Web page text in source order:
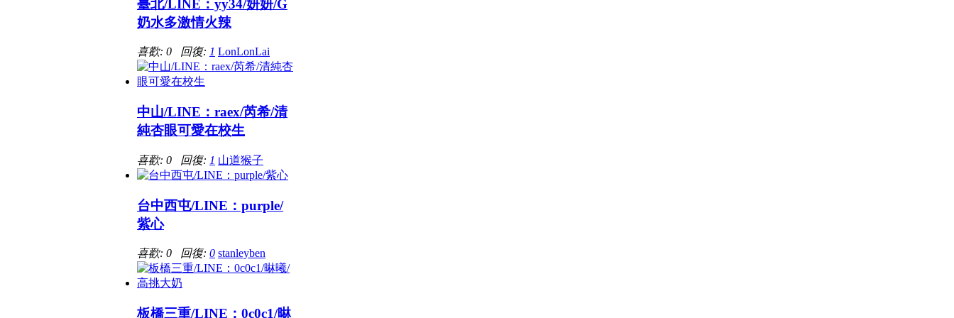
臺北/LINE：yy34/妍妍/G
奶水多激情火辣
喜歡: 0 回復: 1 LonLonLai
中山/LINE：raex/芮希/清
純杏眼可愛在校生
喜歡: 0 回復: 1 山道猴子
台中西屯/LINE：purple/
紫心
喜歡: 0 回復: 0 stanleyben
板橋三重/LINE：0c0c1/晽